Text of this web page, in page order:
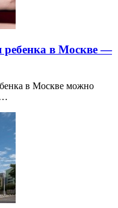
ребенка в Москве —
в Москве можно